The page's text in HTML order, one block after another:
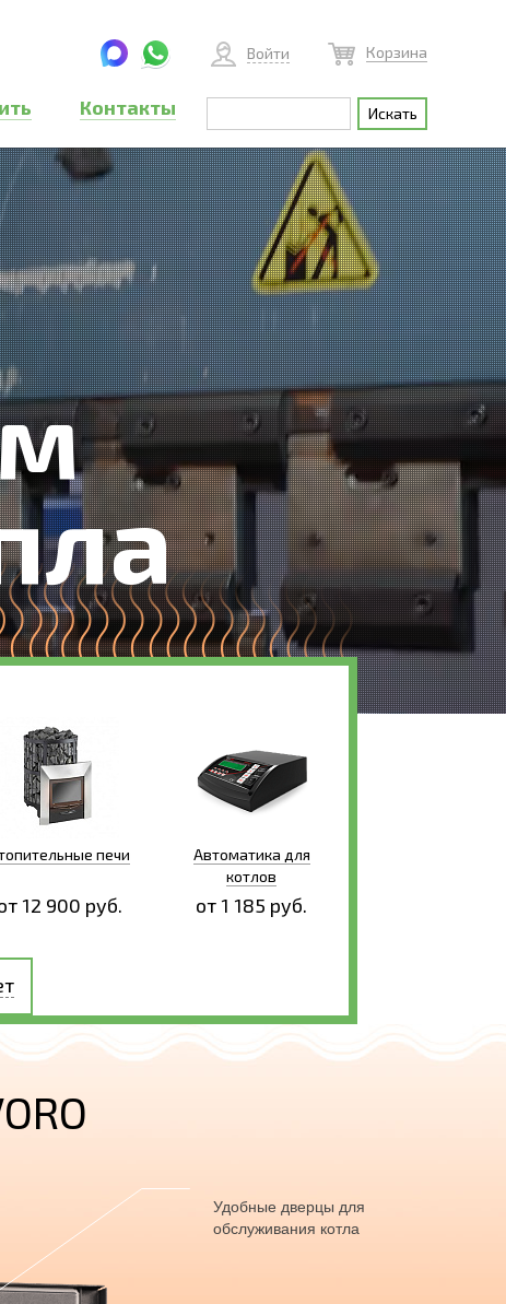
Войти Корзина
Контакты
печи
12 900 руб.
Автоматика для
котлов
от 1 185 руб.
Удобные дверцы для
обслуживания котла